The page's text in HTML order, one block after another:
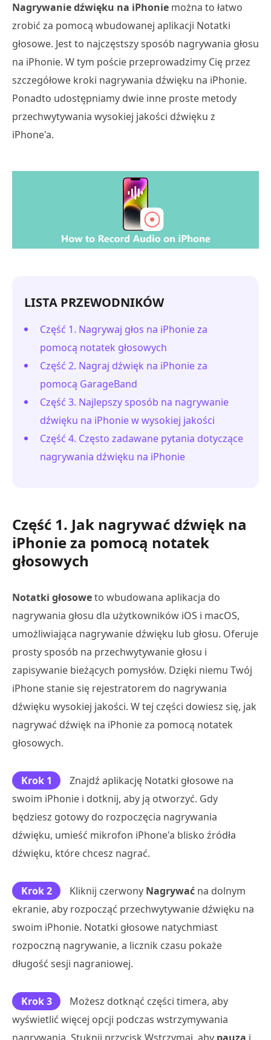
Nagrywanie dźwięku na iPhonie można to łatwo
zrobić za pomocą wbudowanej aplikacji Notatki
głosowe. Jest to najczęstszy sposób nagrywania głosu
na iPhonie. W tym poście przeprowadzimy Cię przez
szczegółowe kroki nagrywania dźwięku na iPhonie.
Ponadto udostępniamy dwie inne proste metody
przechwytywania wysokiej jakości dźwięku z
iPhone'a.
LISTA PRZEWODNIKÓW
Część 1. Nagrywaj głos na iPhonie za
pomocą notatek głosowych
Część 2. Nagraj dźwięk na iPhonie za
pomocą GarageBand
Część 3. Najlepszy sposób na nagrywanie
dźwięku na iPhonie w wysokiej jakości
Część 4. Często zadawane pytania dotyczące
nagrywania dźwięku na iPhonie
Część 1. Jak nagrywać dźwięk na
iPhonie za pomocą notatek
głosowych
Notatki głosoweto wbudowana aplikacja do
nagrywania głosu dla użytkowników iOS i macOS,
umożliwiająca nagrywanie dźwięku lub głosu. Oferuje
prosty sposób na przechwytywanie głosu i
zapisywanie bieżących pomysłów. Dzięki niemu Twój
iPhone stanie się rejestratorem do nagrywania
dźwięku wysokiej jakości. W tej części dowiesz się, jak
nagrywać dźwięk na iPhonie za pomocą notatek
głosowych.
Krok 1
Znajdź aplikację Notatki głosowe na
swoim iPhonie i dotknij, aby ją otworzyć. Gdy
będziesz gotowy do rozpoczęcia nagrywania
dźwięku, umieść mikrofon iPhone'a blisko źródła
dźwięku, które chcesz nagrać.
Krok 2 Kliknij czerwony Nagrywać na dolnym
ekranie, aby rozpocząć przechwytywanie dźwięku na
swoim iPhonie. Notatki głosowe natychmiast
rozpoczną nagrywanie, a licznik czasu pokaże
długość sesji nagraniowej.
Krok 3
Możesz dotknąć części timera, aby
wyświetlić więcej opcji podczas wstrzymywania
nagrywania. Stuknij przycisk Wstrzymaj, aby pauza i